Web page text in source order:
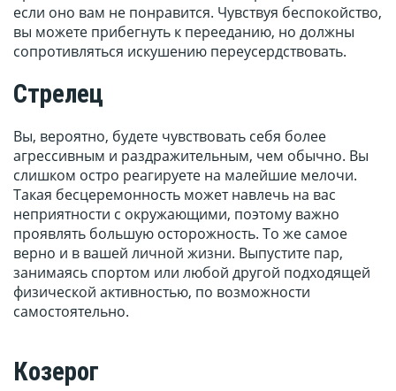
если оно вам не понравится. Чувствуя беспокойство,
вы можете прибегнуть к перееданию, но должны
сопротивляться искушению переусердствовать.
Стрелец
Вы, вероятно, будете чувствовать себя более
агрессивным и раздражительным, чем обычно. Вы
слишком остро реагируете на малейшие мелочи.
Такая бесцеремонность может навлечь на вас
неприятности с окружающими, поэтому важно
проявлять большую осторожность. То же самое
верно и в вашей личной жизни. Выпустите пар,
занимаясь спортом или любой другой подходящей
физической активностью, по возможности
самостоятельно.
Козерог